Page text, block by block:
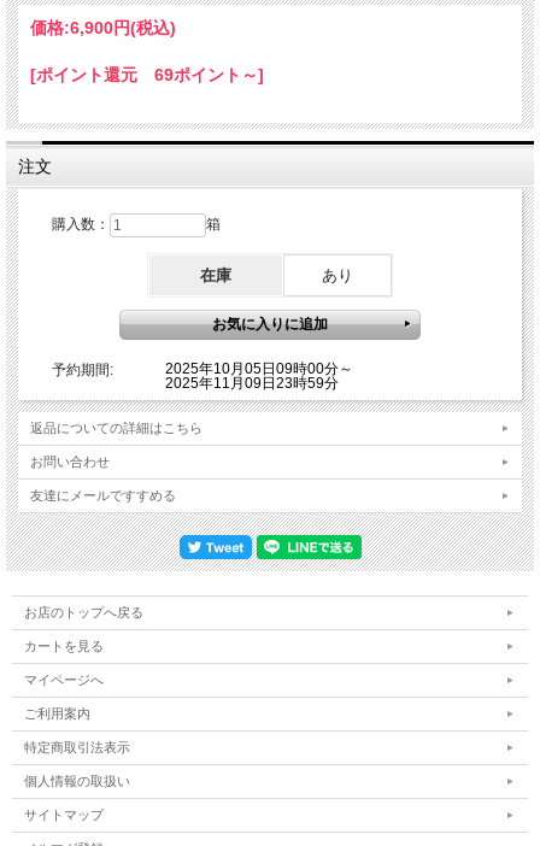
価格:6,900円(税込)
[ポイント還元 69ポイント～]
注文
購入数： 箱
在庫 あり
予約期間:
2025年10月05日09時00分～
2025年11月09日23時59分
返品についての詳細はこちら
お問い合わせ
友達にメールですすめる
お店のトップへ戻る
カートを見る
マイページへ
ご利用案内
特定商取引法表示
個人情報の取扱い
サイトマップ